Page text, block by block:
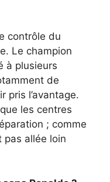
contrôle du
Le champion
à plusieurs
de
pris l’avantage.
les centres
; comme
pas allée loin